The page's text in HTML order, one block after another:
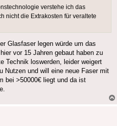
verstehe ich das
nicht die Extrakosten für veraltete
Glasfaser legen würde um das
vor 15 Jahren gebaut haben zu
Technik loswerden, leider weigert
Nutzen und will eine neue Faser mit
bei >50000€ liegt und da ist